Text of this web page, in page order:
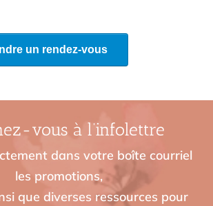
vous à l’infolettre
dans votre boîte courriel
les promotions,
que diverses ressources pour